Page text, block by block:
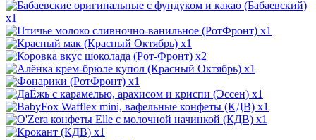
x1
x1
x1
x2
x1
x1
x1
x1
x1
x1